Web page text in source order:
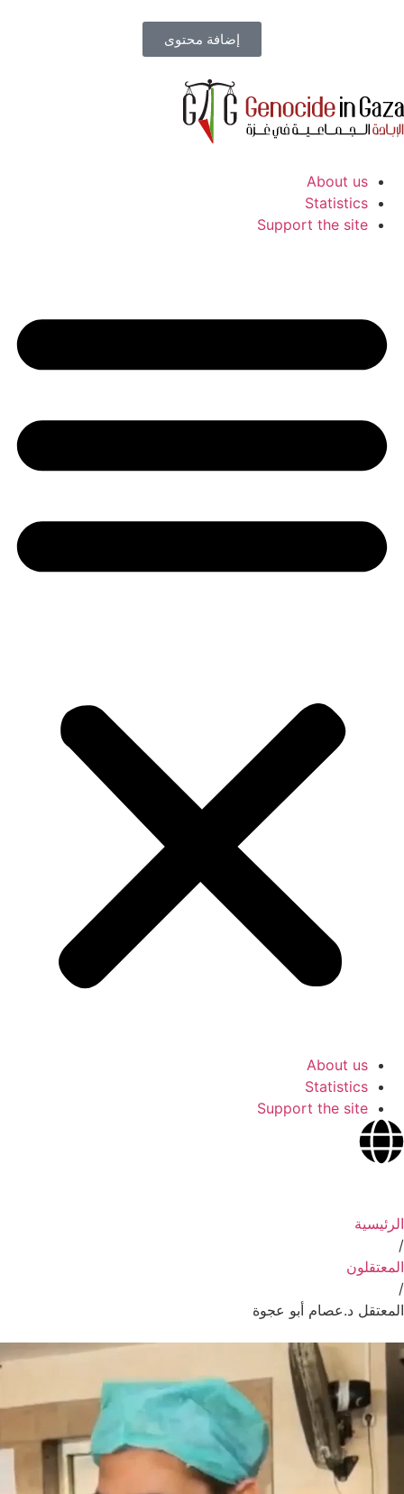
إضافة محتوى
About us
Statistics
Support the site
About us
Statistics
Support the site
الرئيسية
/
المعتقلون
/
المعتقل د.عصام أبو عجوة